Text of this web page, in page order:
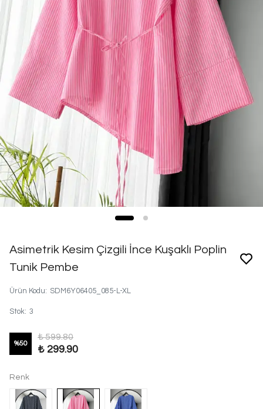
Asimetrik Kesim Çizgili İnce Kuşaklı Poplin
Tunik Pembe
Ürün Kodu: SDM6Y06405_085-L-XL
Stok: 3
%50
₺ 599.80
₺ 299.90
Renk